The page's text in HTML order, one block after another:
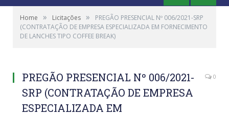
Home » Licitações »
PREGÃO PRESENCIAL Nº 006/2021-SRP
(CONTRATAÇÃO DE EMPRESA ESPECIALIZADA EM FORNECIMENTO
DE LANCHES TIPO COFFEE BREAK)
PREGÃO PRESENCIAL Nº 006/2021-
SRP (CONTRATAÇÃO DE EMPRESA
ESPECIALIZADA EM
0